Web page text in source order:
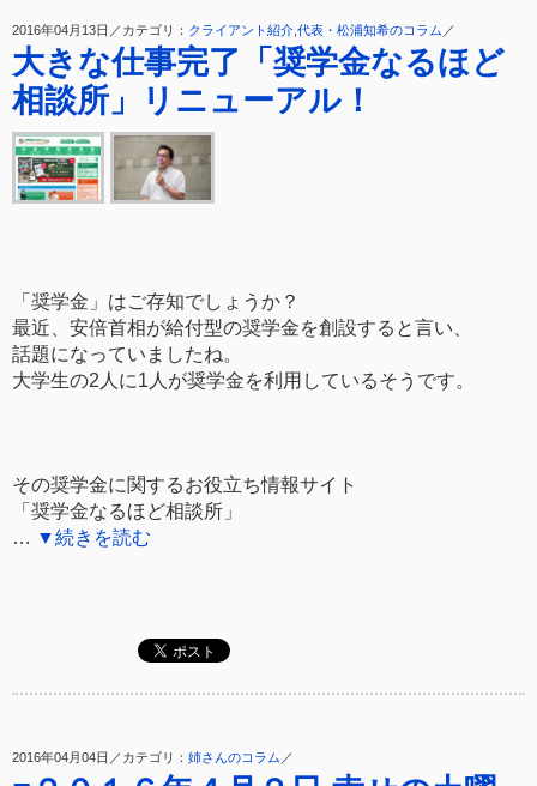
2016年04月13日／カテゴリ： クライアント紹介 代表・松浦知希のコラム ／
大きな仕事完了「奨学金なるほど
相談所」リニューアル！
「奨学金」はご存知でしょうか？
最近、安倍首相が給付型の奨学金を創設すると言い、
話題になっていましたね。
大学生の2人に1人が奨学金を利用しているそうです。
その奨学金に関するお役立ち情報サイト
「奨学金なるほど相談所」
▼続きを読む
2016年04月04日／カテゴリ： 姉さんのコラム ／